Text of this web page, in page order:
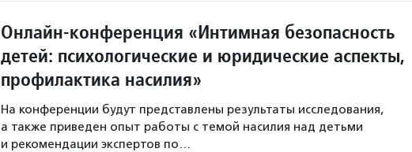
Онлайн-конференция «Интимная безопасность
детей: психологические и юридические аспекты,
профилактика насилия»
На конференции будут представлены результаты исследования,
а также приведен опыт работы с темой насилия над детьми
и рекомендации экспертов по…